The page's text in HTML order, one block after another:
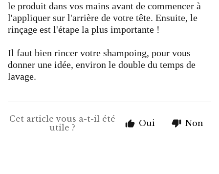
le produit dans vos mains avant de commencer à
l'appliquer sur l'arrière de votre tête. Ensuite, le
rinçage est l'étape la plus importante !
Il faut bien rincer votre shampoing, pour vous
donner une idée, environ le double du temps de
lavage.
Cet article vous a-t-il été
utile ?
Oui Non